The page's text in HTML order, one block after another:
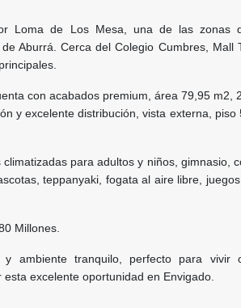
Loma de Los Mesa, una de las zonas
Aburrá. Cerca del Colegio Cumbres, Mall
con acabados premium, área 79,95 m2,
y excelente distribución, vista externa, piso
para adultos y niños, gimnasio,
teppanyaki, fogata al aire libre,
Millones.
ambiente tranquilo, perfecto para vivir
excelente oportunidad en Envigado.